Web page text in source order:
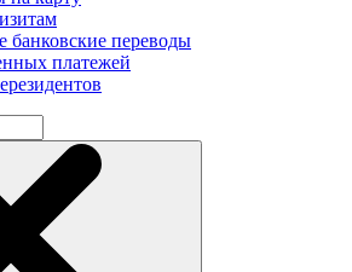
переводы
платежей